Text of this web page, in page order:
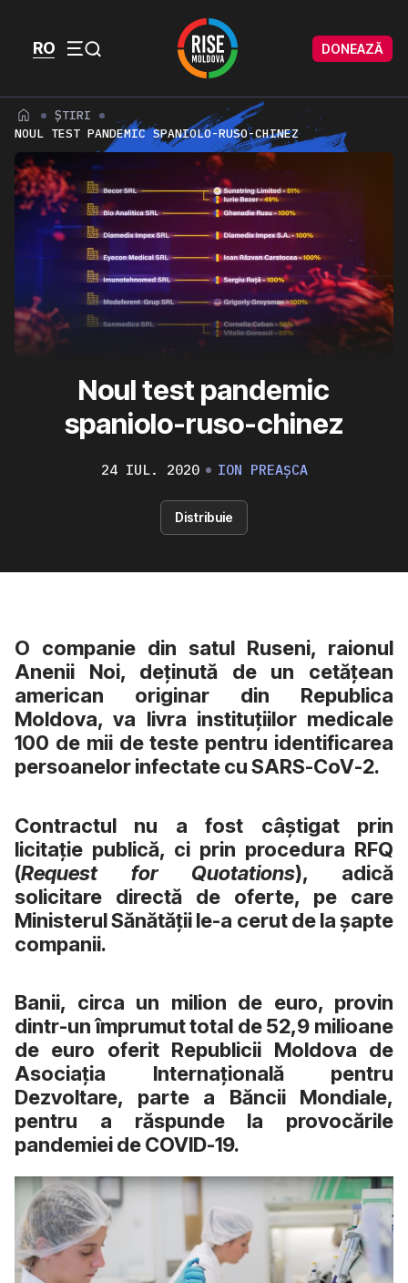
RO
DONEAZĂ
ȘTIRI
NOUL TEST PANDEMIC SPANIOLO-RUSO-CHINEZ
Noul test pandemic
spaniolo-ruso-chinez
24 IUL. 2020 ION PREAȘCA
Distribuie
O companie din satul Ruseni, raionul
Anenii Noi, deținută de un cetățean
american originar din Republica
Moldova, va livra instituțiilor medicale
100 de mii de teste pentru identificarea
persoanelor infectate cu SARS-CoV-2.
Contractul nu a fost câștigat prin
licitație publică, ci prin procedura RFQ
(Request for Quotations), adică
solicitare directă de oferte, pe care
Ministerul Sănătății le-a cerut de la șapte
companii.
Banii, circa un milion de euro, provin
dintr-un împrumut total de 52,9 milioane
de euro oferit Republicii Moldova de
Asociația Internațională pentru
Dezvoltare, parte a Băncii Mondiale,
pentru a răspunde la provocările
pandemiei de COVID-19.